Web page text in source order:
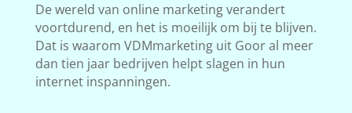
De wereld van online marketing verandert
voortdurend, en het is moeilijk om bij te blijven.
Dat is waarom VDMmarketing uit Goor al meer
dan tien jaar bedrijven helpt slagen in hun
internet inspanningen.